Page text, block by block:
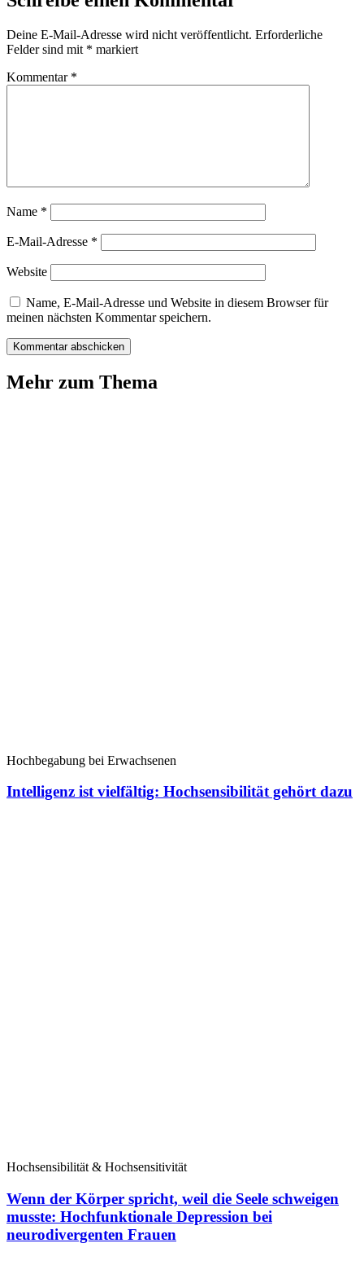
Deine E-Mail-Adresse wird nicht veröffentlicht. Erforderliche
Felder sind mit * markiert
Kommentar *
Name *
E-Mail-Adresse *
Website
Name, E-Mail-Adresse und Website in diesem Browser für
meinen nächsten Kommentar speichern.
Mehr zum Thema
Hochbegabung bei Erwachsenen
Intelligenz ist vielfältig: Hochsensibilität gehört dazu
Hochsensibilität & Hochsensitivität
Wenn der Körper spricht, weil die Seele schweigen
musste: Hochfunktionale Depression bei
neurodivergenten Frauen